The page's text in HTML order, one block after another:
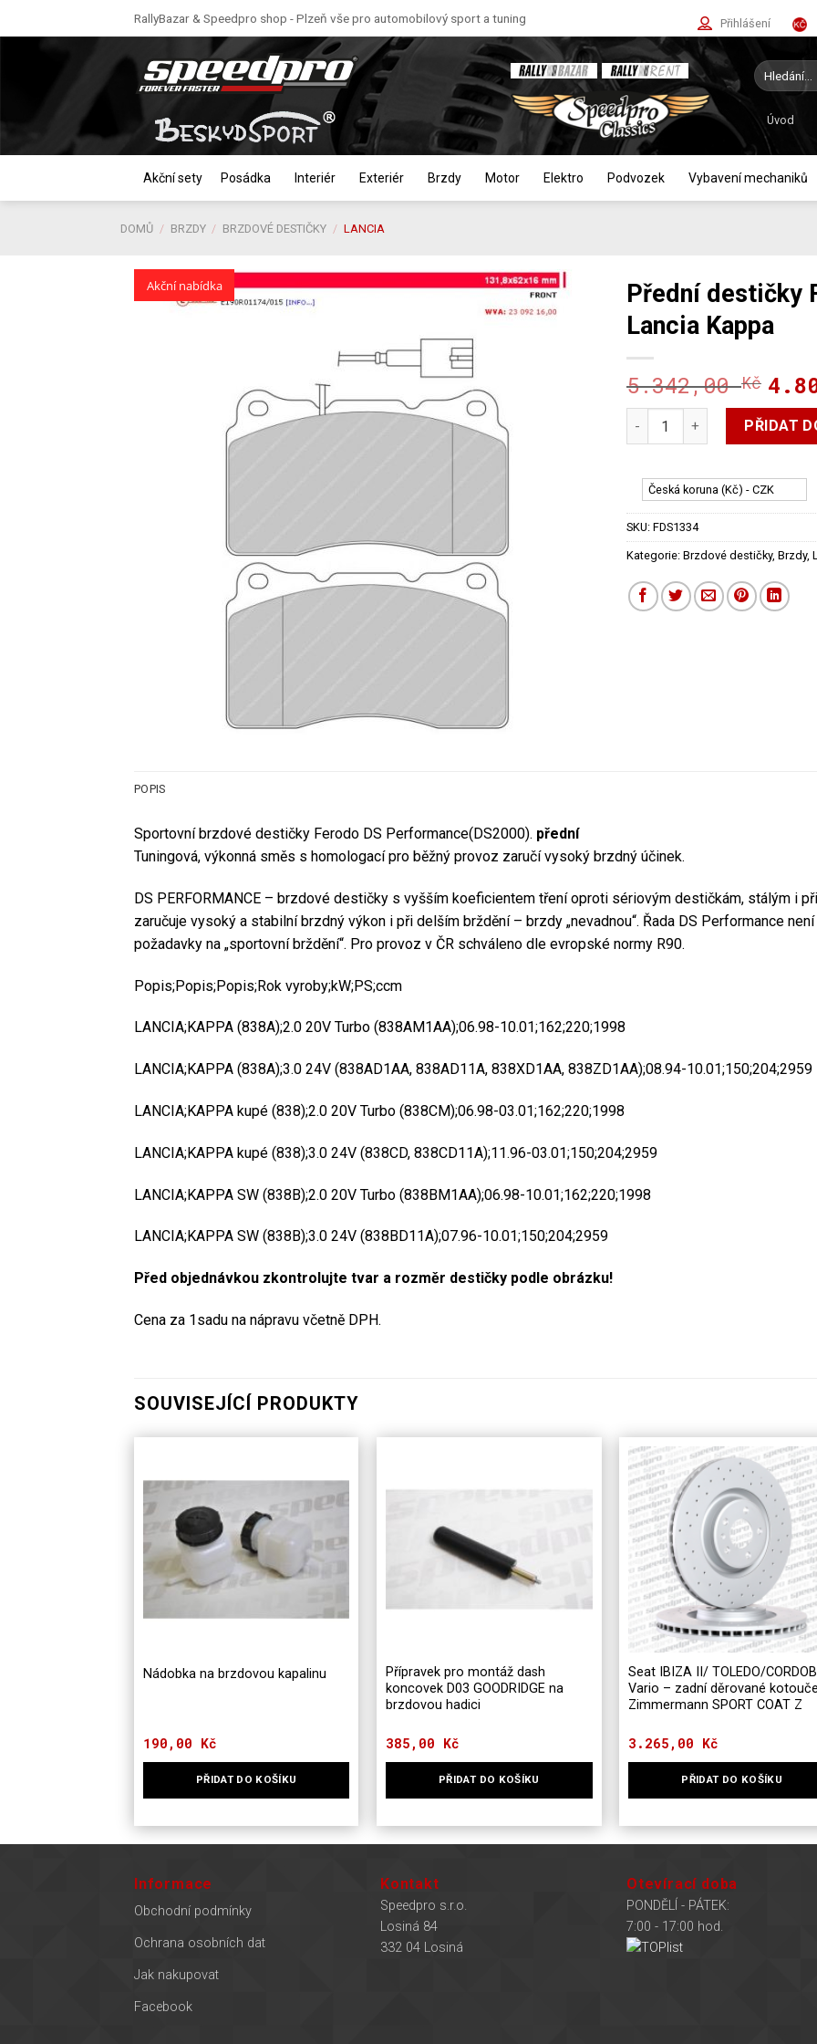
to
RallyBazar & Speedpro shop - Plzeň vše pro automobilový sport a tuning Přihlášení
Hledat:
Úvod
Akční sety Posádka Interiér Exteriér Brzdy Motor Elektro Podvozek Vybavení mechaniků
DOMŮ / BRZDY / BRZDOVÉ DESTIČKY / LANCIA
Akční nabídka
Přední destičky
Lancia Kappa
5.342,00Kč
cena
byla:
cena
je:
Přední destičky Ferodo DS
PŘIDAT
Česká koruna (Kč) - CZK
SKU: FDS1334
Kategorie: Brzdové destičky, Brzdy,
POPIS
Sportovní brzdové destičky Ferodo DS Performance(DS2000). přední
Tuningová, výkonná směs s homologací pro běžný provoz zaručí vysoký brzdný účinek.
DS PERFORMANCE – brzdové destičky s vyšším koeficientem tření oproti sériovým destičkám, stálým i
zaručuje vysoký a stabilní brzdný výkon i při delším brždění – brzdy „nevadnou“. Řada DS Performance
požadavky na „sportovní brždění“. Pro provoz v ČR schváleno dle evropské normy R90.
Popis;Popis;Popis;Rok vyroby;kW;PS;ccm
LANCIA;KAPPA (838A);2.0 20V Turbo (838AM1AA);06.98-10.01;162;220;1998
LANCIA;KAPPA (838A);3.0 24V (838AD1AA, 838AD11A, 838XD1AA, 838ZD1AA);08.94-10.01;150;204;2959
LANCIA;KAPPA kupé (838);2.0 20V Turbo (838CM);06.98-03.01;162;220;1998
LANCIA;KAPPA kupé (838);3.0 24V (838CD, 838CD11A);11.96-03.01;150;204;2959
LANCIA;KAPPA SW (838B);2.0 20V Turbo (838BM1AA);06.98-10.01;162;220;1998
LANCIA;KAPPA SW (838B);3.0 24V (838BD11A);07.96-10.01;150;204;2959
Před objednávkou zkontrolujte tvar a rozměr destičky podle obrázku!
Cena za 1sadu na nápravu včetně DPH.
SOUVISEJÍCÍ PRODUKTY
Nádobka na brzdovou kapalinu
190,00 Kč
PŘIDAT DO KOŠÍKU
Přípravek pro montáž dash
koncovek D03 GOODRIDGE na
brzdovou hadici
385,00 Kč
PŘIDAT DO KOŠÍKU
Seat IBIZA II/ TOLEDO/
Vario – zadní děrované kotouče
Zimmermann SPORT COAT Z
3.265,00 Kč
PŘIDAT DO KOŠÍKU
Informace
Obchodní podmínky
Ochrana osobních dat
Jak nakupovat
Facebook
Kontakt
Speedpro s.r.o.
Losiná 84
332 04 Losiná
Otevírací doba
PONDĚLÍ - PÁTEK:
7:00 - 17:00 hod.